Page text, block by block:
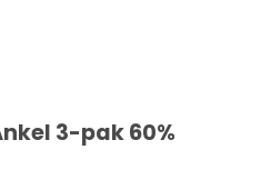
3-pak 60%